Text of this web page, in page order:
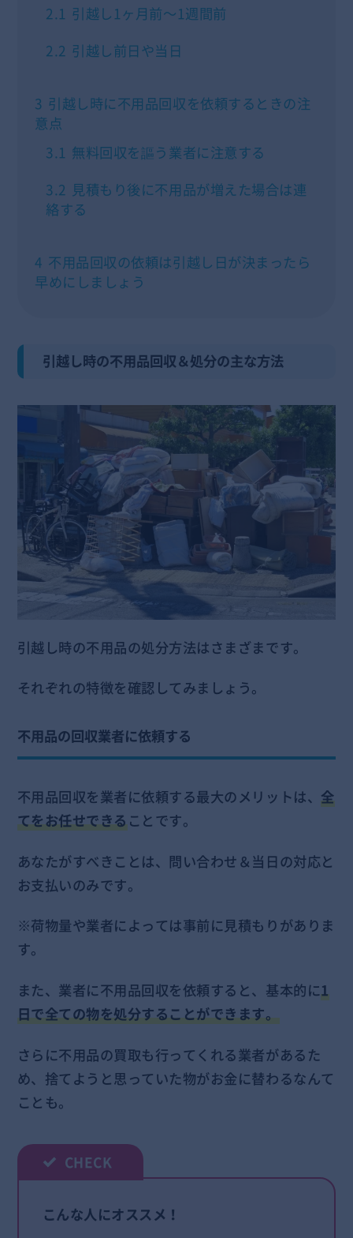
2.1 引越し1ヶ月前～1週間前
2.2 引越し前日や当日
3 引越し時に不用品回収を依頼するときの注
意点
3.1 無料回収を謳う業者に注意する
3.2 見積もり後に不用品が増えた場合は連
絡する
4 不用品回収の依頼は引越し日が決まったら
早めにしましょう
引越し時の不用品回収＆処分の主な方法
引越し時の不用品の処分方法はさまざまです。
それぞれの特徴を確認してみましょう。
不用品の回収業者に依頼する
不用品回収を業者に依頼する最大のメリットは、全
てをお任せできることです。
あなたがすべきことは、問い合わせ＆当日の対応と
お支払いのみです。
※荷物量や業者によっては事前に見積もりがありま
す。
また、業者に不用品回収を依頼すると、基本的に1
日で全ての物を処分することができます。
さらに不用品の買取も行ってくれる業者があるた
め、捨てようと思っていた物がお金に替わるなんて
ことも。
こんな人にオススメ！